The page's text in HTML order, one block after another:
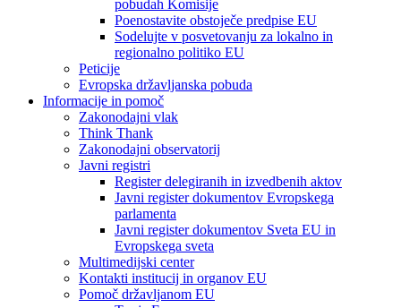
pobudah Komisije
Poenostavite obstoječe predpise EU
Sodelujte v posvetovanju za lokalno in
regionalno politiko EU
Peticije
Evropska državljanska pobuda
Informacije in pomoč
Zakonodajni vlak
Think Thank
Zakonodajni observatorij
Javni registri
Register delegiranih in izvedbenih aktov
Javni register dokumentov Evropskega
parlamenta
Javni register dokumentov Sveta EU in
Evropskega sveta
Multimedijski center
Kontakti institucij in organov EU
Pomoč državljanom EU